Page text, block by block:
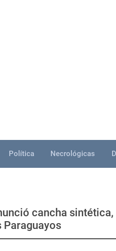
Política Necrológicas
cancha sintética,
Paraguayos